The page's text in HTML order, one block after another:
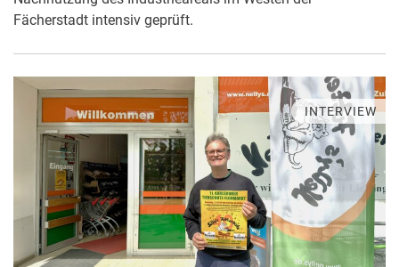
Fächerstadt intensiv geprüft.
INTERVIEW